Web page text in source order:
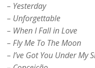
– Yesterday
– Unforgettable
– When I Fall in Love
– Fly Me To The Moon
– I’ve Got You Under My